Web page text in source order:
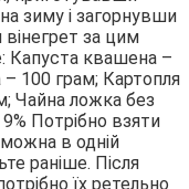
на зиму і загорнувши
за цим
Капуста квашена –
100 грам; Картопля
Чайна ложка без
Потрібно взяти
в одній
раніше. Після
їх ретельно